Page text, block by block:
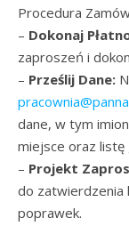
Procedura
– Dokonaj
zaproszeń i
– Prześlij Dane:
dane, w tym
miejsce oraz listę
– Projekt
do zatwierdzenia
poprawek.